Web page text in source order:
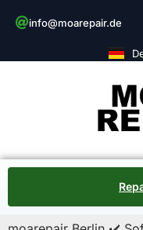
info@moarepair.de